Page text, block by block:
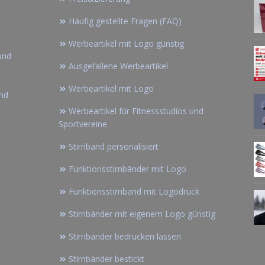
Häufig gestellte Fragen (FAQ)
Werbeartikel mit Logo günstig
Ausgefallene Werbeartikel
Werbeartikel mit Logo
Werbeartikel für Fitnessstudios und
Sportvereine
Stirnband personalisiert
Funktionsstirnbänder mit Logo
Funktionsstirnband mit Logodruck
Stirnbänder mit eigenem Logo günstig
Stirnbänder bedrucken lassen
Stirnbänder bestickt